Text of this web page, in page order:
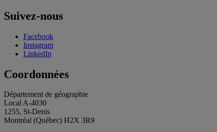
Suivez-nous
Facebook
Instagram
LinkedIn
Coordonnées
Département de géographie
Local A-4030
1255, St-Denis
Montréal (Québec) H2X 3R9